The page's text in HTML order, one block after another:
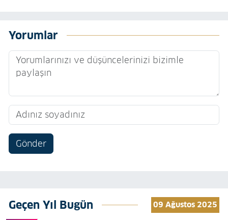
Yorumlar
Gönder
Geçen Yıl Bugün 09 Ağustos 2025